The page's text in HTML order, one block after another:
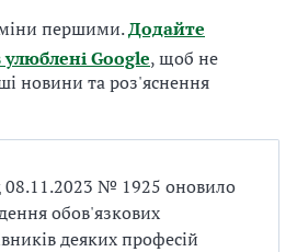
першими.Додайте
Google, щоб не
новини та роз'яснення
№ 1925 оновило
обов'язкових
деяких професій